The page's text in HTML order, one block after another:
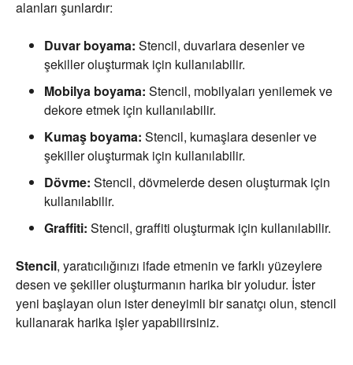
alanları şunlardır:
Duvar boyama: Stencil, duvarlara desenler ve
şekiller oluşturmak için kullanılabilir.
Mobilya boyama: Stencil, mobilyaları yenilemek ve
dekore etmek için kullanılabilir.
Kumaş boyama: Stencil, kumaşlara desenler ve
şekiller oluşturmak için kullanılabilir.
Dövme: Stencil, dövmelerde desen oluşturmak için
kullanılabilir.
Graffiti: Stencil, graffiti oluşturmak için kullanılabilir.
Stencil, yaratıcılığınızı ifade etmenin ve farklı yüzeylere
desen ve şekiller oluşturmanın harika bir yoludur. İster
yeni başlayan olun ister deneyimli bir sanatçı olun, stencil
kullanarak harika işler yapabilirsiniz.